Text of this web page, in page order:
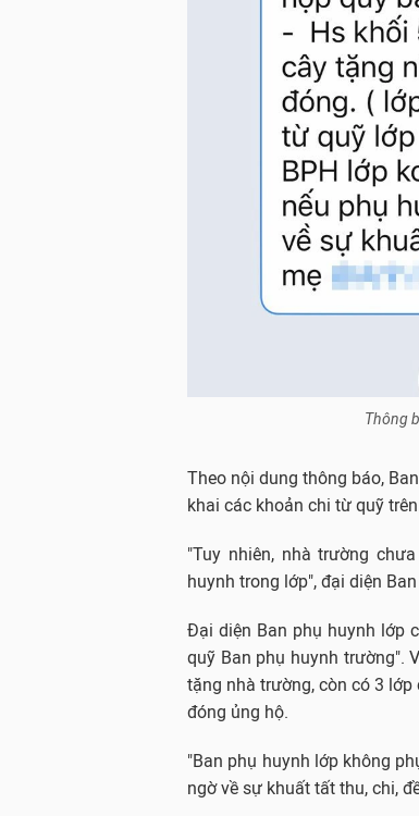
Thông
Theo nội dung thông báo,
khai các khoản chi từ quỹ
"Tuy nhiên, nhà trường
huynh trong lớp", đại diện
Đại diện Ban phụ huynh lớp
quỹ Ban phụ huynh trường".
tặng nhà trường, còn có 3
đóng ủng hộ.
"Ban phụ huynh lớp không
ngờ về sự khuất tất thu, chi,